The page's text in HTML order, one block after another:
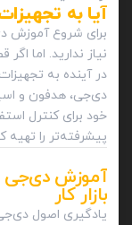
آیا به
برای شروع آموزش
نیاز ندارید. اما
در آینده به
دی‌جی، هدفون و
خود برای کنترل
پیشرفته‌تر را تهیه
آموزش دی‌جی
بازار کار
یادگیری اصول